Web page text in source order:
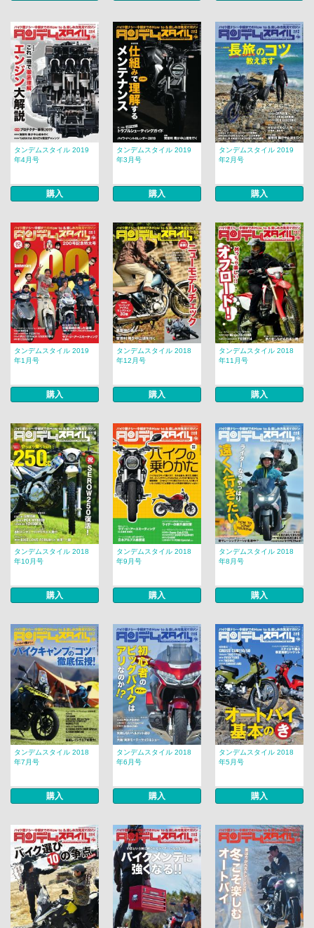
タンデムスタイル 2019
年4月号
購入
タンデムスタイル 2019
年3月号
購入
タンデムスタイル 2019
年2月号
購入
タンデムスタイル 2019
年1月号
購入
タンデムスタイル 2018
年12月号
購入
タンデムスタイル 2018
年11月号
購入
タンデムスタイル 2018
年10月号
購入
タンデムスタイル 2018
年9月号
購入
タンデムスタイル 2018
年8月号
購入
タンデムスタイル 2018
年7月号
購入
タンデムスタイル 2018
年6月号
購入
タンデムスタイル 2018
年5月号
購入